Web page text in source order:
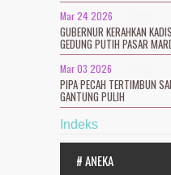
Mar 24 2026
GUBERNUR KERAHKAN
GEDUNG PUTIH PASAR
Mar 03 2026
PIPA PECAH TERTIMBUN
GANTUNG PULIH
Indeks
# ANEKA